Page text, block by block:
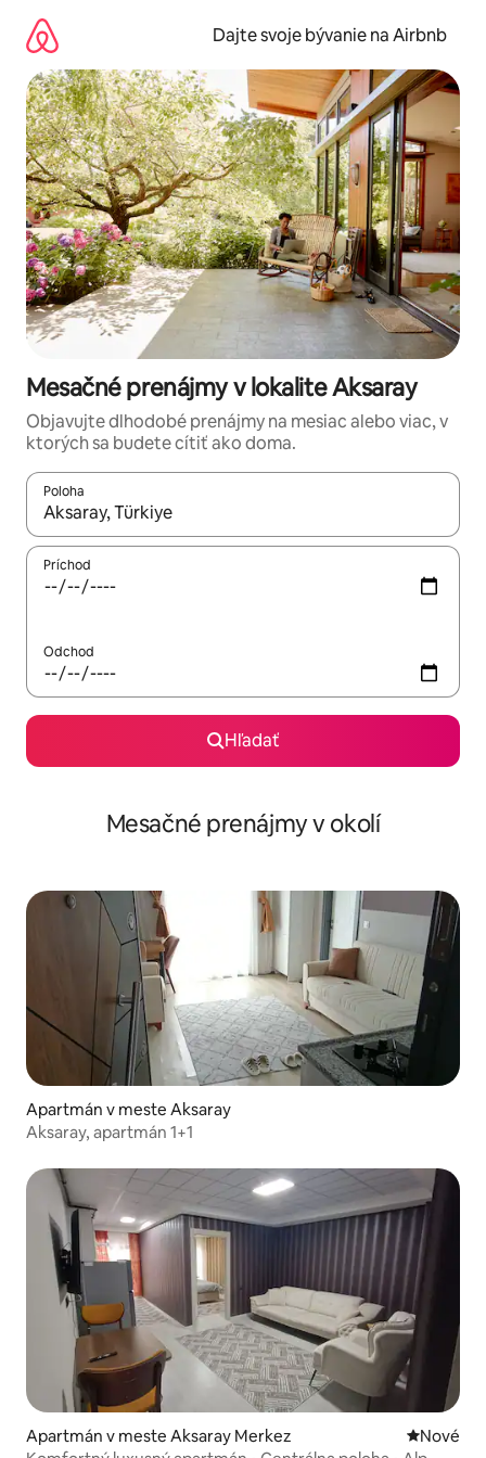
obsah.
Dajte svoje bývanie na Airbnb
Mesačné prenájmy v lokalite Aksaray
Objavujte dlhodobé prenájmy na mesiac alebo viac, v
ktorých sa budete cítiť ako doma.
Poloha
Keď budú výsledky k dispozícii, môžete si ich prechádzať
Príchod
Odchod
Hľadať
Mesačné prenájmy v okolí
Apartmán v meste Aksaray
Aksaray, apartmán 1+1
Apartmán v meste Aksaray Merkez Nové
Nové